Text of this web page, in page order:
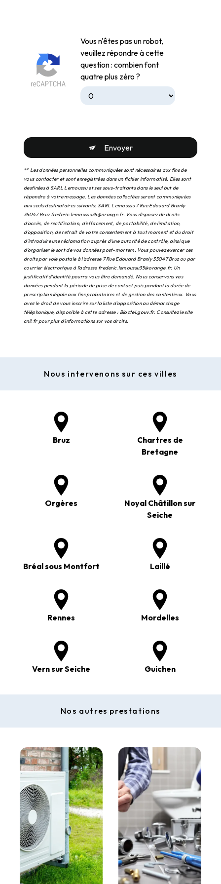
Vous n'êtes pas un robot,
veuillez répondre à cette
question : combien font
quatre plus zéro ?
Envoyer
** Les données personnelles communiquées sont nécessaires aux fins de
vous contacter et sont enregistrées dans un fichier informatisé. Elles sont
destinées à SARL Lemoussu et ses sous-traitants dans le seul but de
répondre à votre message. Les données collectées seront communiquées
aux seuls destinataires suivants: SARL Lemoussu 7 Rue Edouard Branly
35047 Bruz frederic.lemoussu35@orange.fr. Vous disposez de droits
d’accès, de rectification, d’effacement, de portabilité, de limitation,
d’opposition, de retrait de votre consentement à tout moment et du droit
d’introduire une réclamation auprès d’une autorité de contrôle, ainsi que
d’organiser le sort de vos données post-mortem. Vous pouvez exercer ces
droits par voie postale à l'adresse 7 Rue Edouard Branly 35047 Bruz ou par
courrier électronique à l'adresse frederic.lemoussu35@orange.fr. Un
justificatif d'identité pourra vous être demandé. Nous conservons vos
données pendant la période de prise de contact puis pendant la durée de
prescription légale aux fins probatoires et de gestion des contentieux. Vous
avez le droit de vous inscrire sur la liste d'opposition au démarchage
téléphonique, disponible à cette adresse : Bloctel.gouv.fr. Consultez le site
cnil.fr pour plus d’informations sur vos droits.
Nous intervenons sur ces villes
Bruz
Chartres de
Bretagne
Orgères
Noyal Châtillon sur
Seiche
Bréal sous Montfort Laillé
Rennes Mordelles
Vern sur Seiche Guichen
Nos autres prestations